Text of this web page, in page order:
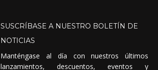
SUSCRÍBASE A NUESTRO BOLETÍN DE
NOTICIAS
Manténgase al día con nuestros últimos
lanzamientos, descuentos, eventos y